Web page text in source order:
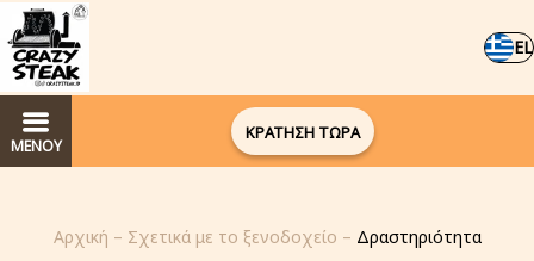
EL
ΜΕΝΟΥ
ΚΡΑΤΗΣΗ ΤΩΡΑ
Αρχική – Σχετικά με το ξενοδοχείο – Δραστηριότητα